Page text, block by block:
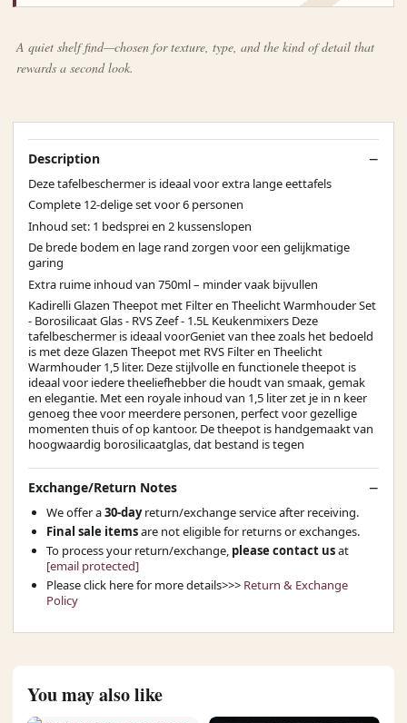
A quiet shelf find—chosen for texture, type, and the kind of detail that
rewards a second look.
Description
Deze tafelbeschermer is ideaal voor extra lange eettafels
Complete 12-delige set voor 6 personen
Inhoud set: 1 bedsprei en 2 kussenslopen
De brede bodem en lage rand zorgen voor een gelijkmatige
garing
Extra ruime inhoud van 750ml – minder vaak bijvullen
Kadirelli Glazen Theepot met Filter en Theelicht Warmhouder Set
- Borosilicaat Glas - RVS Zeef - 1.5L Keukenmixers Deze
tafelbeschermer is ideaal voorGeniet van thee zoals het bedoeld
is met deze Glazen Theepot met RVS Filter en Theelicht
Warmhouder 1,5 liter. Deze stijlvolle en functionele theepot is
ideaal voor iedere theeliefhebber die houdt van smaak, gemak
en elegantie. Met een royale inhoud van 1,5 liter zet je in n keer
genoeg thee voor meerdere personen, perfect voor gezellige
momenten thuis of op kantoor. De theepot is handgemaakt van
hoogwaardig borosilicaatglas, dat bestand is tegen
Exchange/Return Notes
We offer a30-dayreturn/exchange service after receiving.
Final sale itemsare not eligible for returns or exchanges.
To process your return/exchange, please contact usat
[email protected]
Please click here for more details>>> Return & Exchange
Policy
You may also like